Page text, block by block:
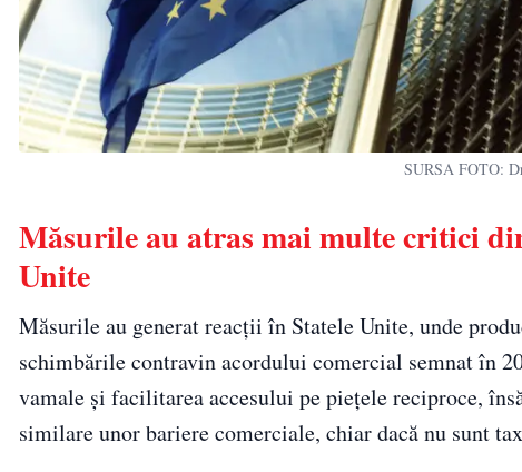
SURSA FOTO:
Măsurile au atras mai multe critici
Unite
Măsurile au generat reacții în Statele Unite, unde
schimbările contravin acordului comercial semnat în
vamale și facilitarea accesului pe piețele reciproce,
similare unor bariere comerciale, chiar dacă nu sunt